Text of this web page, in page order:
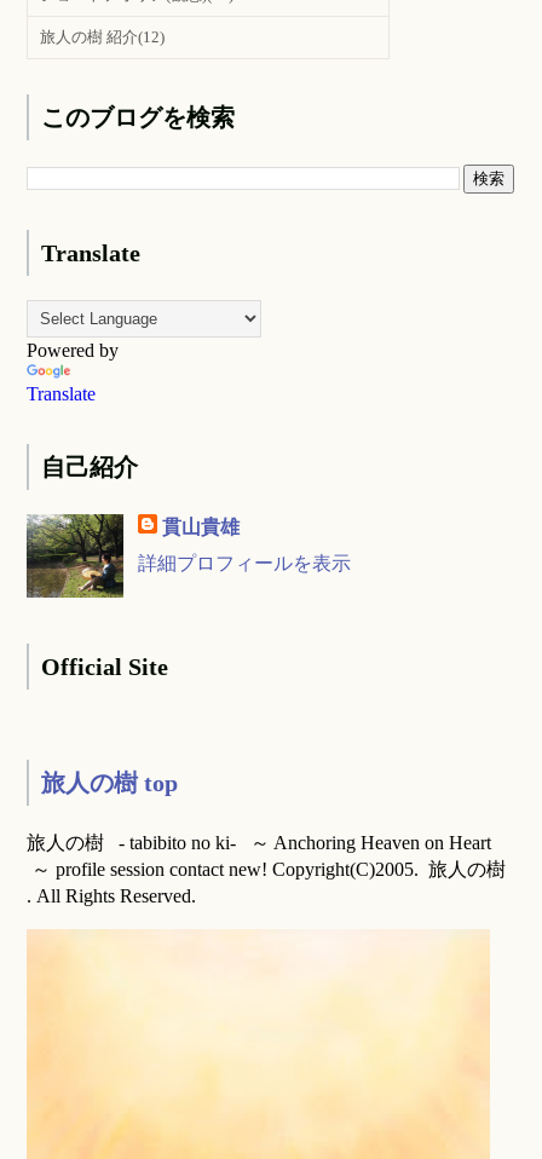
旅人の樹 紹介(12)
このブログを検索
Translate
Powered by
Translate
自己紹介
貫山貴雄
詳細プロフィールを表示
Official Site
旅人の樹 top
旅人の樹 - tabibito no ki- ～ Anchoring Heaven on Heart
～ profile session contact new! Copyright(C)2005. 旅人の樹
. All Rights Reserved.